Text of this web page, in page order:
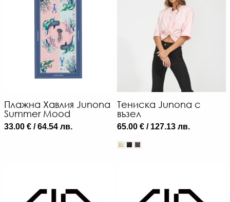
Плажна Хавлия Junona
Summer Mood
33.00 € / 64.54 лв.
Тениска Junona с
възел
65.00 € / 127.13 лв.